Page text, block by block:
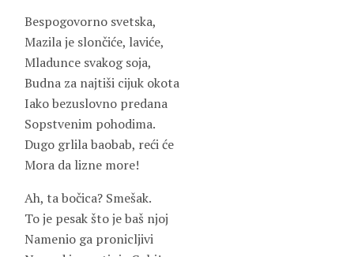
Bespogovorno svetska,
Mazila je slončiće, laviće,
Mladunce svakog soja,
Budna za najtiši cijuk okota
Iako bezuslovno predana
Sopstvenim pohodima.
Dugo grlila baobab, reći će
Mora da lizne more!
Ah, ta bočica? Smešak.
To je pesak što je baš njoj
Namenio ga pronicljivi